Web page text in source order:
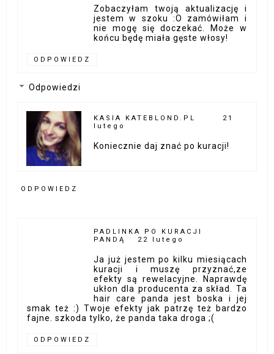
Zobaczyłam twoją aktualizację i
jestem w szoku :O zamówiłam i
nie mogę się doczekać. Może w
końcu będę miała gęste włosy!
ODPOWIEDZ
Odpowiedzi
KASIA KATEBLOND.PL
21
lutego
Koniecznie daj znać po kuracji!
ODPOWIEDZ
PADLINKA PO KURACJI
PANDĄ
22 lutego
Ja już jestem po kilku miesiącach
kuracji i muszę przyznać,ze
efekty są rewelacyjne. Naprawdę
ukłon dla producenta za skład. Ta
hair care panda jest boska i jej
smak też :) Twoje efekty jak patrzę też bardzo
fajne. szkoda tylko, że panda taka droga ;(
ODPOWIEDZ